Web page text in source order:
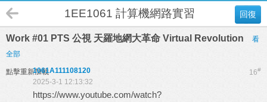
回復
1EE1061 計算機網路實習 A班
Work #01 PTS 公視 天羅地網大革命 Virtual Revolution
看
全部
點擊重新加載 16#
1061A111108120
2025-3-1 12:13:32
https://www.youtube.com/watch?